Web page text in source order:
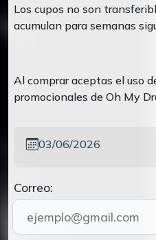
Los cupos no son
acumulan para semanas
Al comprar aceptas el uso
promocionales de Oh My
03/06/2026
Correo: